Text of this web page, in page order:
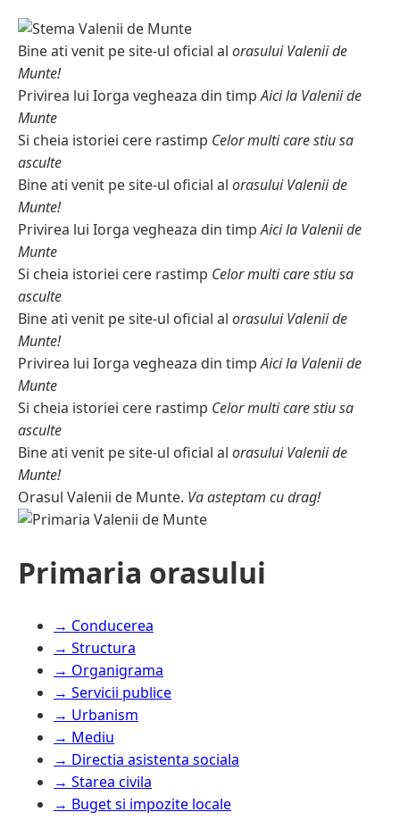
Bine ati venit pe site-ul oficial al orasului Valenii de
Munte!
Privirea lui Iorga vegheaza din timpAici la Valenii de
Munte
Si cheia istoriei cere rastimp Celor multi care stiu sa
asculte
Bine ati venit pe site-ul oficial al orasului Valenii de
Munte!
Privirea lui Iorga vegheaza din timpAici la Valenii de
Munte
Si cheia istoriei cere rastimp Celor multi care stiu sa
asculte
Bine ati venit pe site-ul oficial al orasului Valenii de
Munte!
Privirea lui Iorga vegheaza din timpAici la Valenii de
Munte
Si cheia istoriei cere rastimp Celor multi care stiu sa
asculte
Bine ati venit pe site-ul oficial al orasului Valenii de
Munte!
Orasul Valenii de Munte. Va asteptam cu drag!
Primaria orasului
→ Conducerea
→ Structura
→ Organigrama
→ Servicii publice
→ Urbanism
→ Mediu
→ Directia asistenta sociala
→ Starea civila
→ Buget si impozite locale